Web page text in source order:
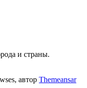
и страны.
автор Themeansar